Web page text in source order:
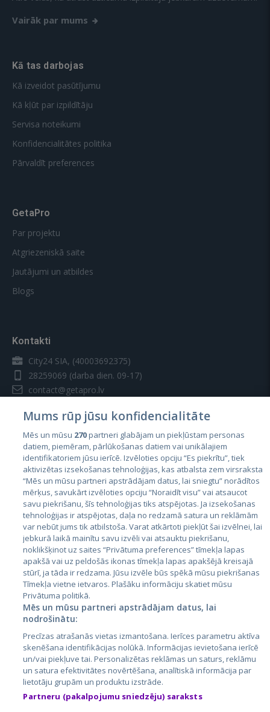
Vairāk par mums
Kā tas darbojas
Kā izveidot pasūtījumu
Kā kļūt par izpildītāju
Servisa noteikumi
Konfidencialitātes politika
Pārvaldīt preferences
GetaPro
Par projektu
Atgriezeniskā saite
Jautājumi un atbildes
Blogs
Kontakti
City24 SIA, (40003692375)
28259069 (darba dien. 09-17)
contact@getapro.lv
Valstis
Igaunija
Latvija
Lietuva
City24.lv
City24.ee
GetaPro.lv
GetaPro.ee
Skelbiu.lt
Autoplius.lt
CVbankas.lt
Kainos.lt
Paslaugos.lt
auto24.ee
Osta.ee
Mums rūp jūsu konfidencialitāte
Mēs un mūsu 270partneri glabājam un piekļūstam personas
datiem, piemēram, pārlūkošanas datiem vai unikālajiem
identifikatoriem jūsu ierīcē. Izvēloties opciju “Es piekrītu”, tiek
aktivizētas izsekošanas tehnoloģijas, kas atbalsta zem virsraksta
“Mēs un mūsu partneri apstrādājam datus, lai sniegtu” norādītos
mērķus, savukārt izvēloties opciju “Noraidīt visu” vai atsaucot
savu piekrišanu, šīs tehnoloģijas tiks atspējotas. Ja izsekošanas
tehnoloģijas ir atspējotas, daļa no redzamā satura un reklāmām
var nebūt jums tik atbilstoša. Varat atkārtoti piekļūt šai izvēlnei, lai
jebkurā laikā mainītu savu izvēli vai atsauktu piekrišanu,
noklikšķinot uz saites “Privātuma preferences” tīmekļa lapas
apakšā vai uz peldošās ikonas tīmekļa lapas apakšējā kreisajā
stūrī, ja tāda ir redzama. Jūsu izvēle būs spēkā mūsu piekrišanas
Tīmekļa vietne ietvaros. Plašāku informāciju skatiet mūsu
Privātuma politikā.
Mēs un mūsu partneri apstrādājam datus, lai
nodrošinātu:
Precīzas atrašanās vietas izmantošana. Ierīces parametru aktīva
skenēšana identifikācijas nolūkā. Informācijas ievietošana ierīcē
un/vai piekļuve tai. Personalizētas reklāmas un saturs, reklāmu
un satura efektivitātes novērtēšana, analītiskā informācija par
lietotāju grupām un produktu izstrāde.
Partneru (pakalpojumu sniedzēju) saraksts